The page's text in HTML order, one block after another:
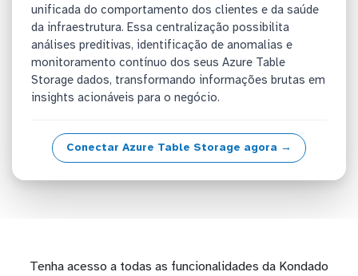
unificada do comportamento dos clientes e da saúde
da infraestrutura. Essa centralização possibilita
análises preditivas, identificação de anomalias e
monitoramento contínuo dos seus Azure Table
Storage dados, transformando informações brutas em
insights acionáveis para o negócio.
Conectar Azure Table Storage agora →
Tenha acesso a todas as funcionalidades da Kondado